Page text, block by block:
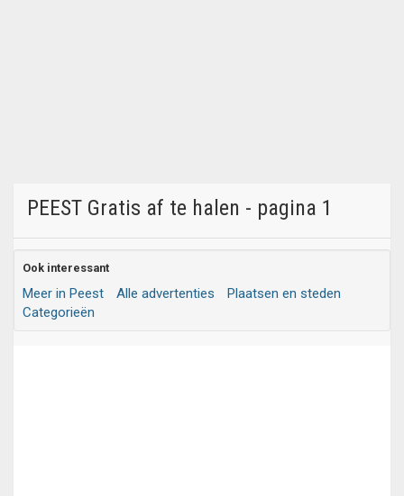
PEEST Gratis af te halen - pagina 1
Ook interessant
Meer in Peest Alle advertenties
Plaatsen en steden
Categorieën